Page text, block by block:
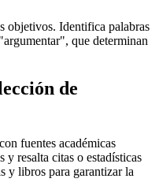
objetivos. Identifica palabras
que determinan
de
fuentes académicas
y resalta citas o estadísticas
y libros para garantizar la